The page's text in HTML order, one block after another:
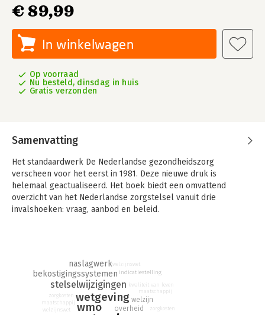
€ 89,99
In winkelwagen
Op voorraad
Nu besteld, dinsdag in huis
Gratis verzonden
Samenvatting
Het standaardwerk De Nederlandse gezondheidszorg
verscheen voor het eerst in 1981. Deze nieuwe druk is
helemaal geactualiseerd. Het boek biedt een omvattend
overzicht van het Nederlandse zorgstelsel vanuit drie
invalshoeken: vraag, aanbod en beleid.
patiëntenbewegingen komen ter sprake. Het zorgaanbod
wordt in deel 2 beschreven naar de verschillende sectoren:
curatieve zorg, geestelijke gezondheidszorg, ouderenzorg,
gehandicaptenzorg, preventie en publieke gezondheidszorg.
wmo
wetgeving
stelselwijzigingen
bekostigingssystemen
naslagwerk
welzijn
overheid
indicatiestelling
welzijnswet
maatschappij
kwaliteit van leven
zorgkosten
welzijnswet
maatschappij
zorgkosten